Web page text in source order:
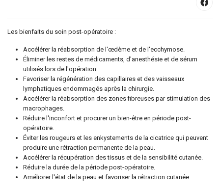
Les bienfaits du soin post-opératoire :
Accélérer la réabsorption de l'œdème et de l'ecchymose.
Éliminer les restes de médicaments, d'anesthésie et de sérum
utilisés lors de l'opération.
Favoriser la régénération des capillaires et des vaisseaux
lymphatiques endommagés après la chirurgie.
Accélérer la réabsorption des zones fibreuses par stimulation des
macrophages.
Réduire l'inconfort et procurer un bien-être en période post-
opératoire.
Éviter les rougeurs et les enkystements de la cicatrice qui peuvent
produire une rétraction permanente de la peau.
Accélérer la récupération des tissus et de la sensibilité cutanée.
Réduire la durée de la période post-opératoire.
Améliorer l'état de la peau et favoriser la rétraction cutanée.